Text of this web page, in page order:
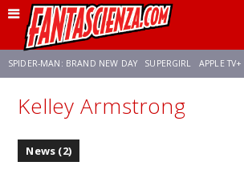
SPIDER-MAN: BRAND NEW DAY SUPERGIRL APPLE TV+
FRANCO RICCIARDIELLO ZENDAYA STAR TREK
Kelley Armstrong
News (2)